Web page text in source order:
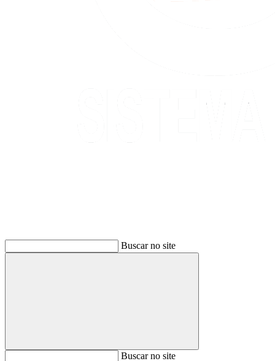
Buscar no site
BuscarBuscar no site